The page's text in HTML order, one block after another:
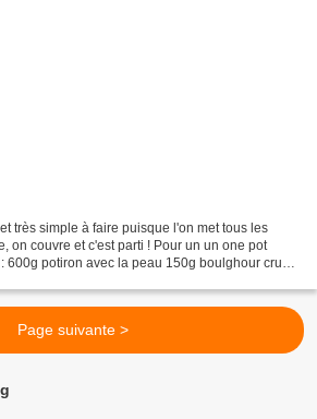
très simple à faire puisque l'on met tous les
on couvre et c'est parti ! Pour un un one pot
600g potiron avec la peau 150g boulghour cru
Page suivante >